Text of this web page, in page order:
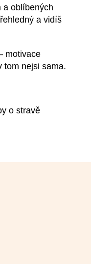
a oblíbených
a vidíš
motivace
tom nejsi sama.
o stravě